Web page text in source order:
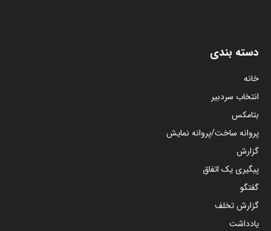
دسته بندی
خانه
انتخاب سردبیر
بتامکس
پروانه ساخت/پروانه نمایش
گزارش
پیگیری یک اتفاق
گفتگو
گزارش تخلف
یادداشت